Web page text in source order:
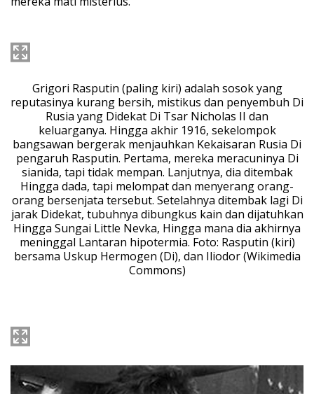
Grigori Rasputin (paling kiri) adalah sosok yang
reputasinya kurang bersih, mistikus dan penyembuh Di
Rusia yang Didekat Di Tsar Nicholas II dan
keluarganya. Hingga akhir 1916, sekelompok
bangsawan bergerak menjauhkan Kekaisaran Rusia Di
pengaruh Rasputin. Pertama, mereka meracuninya Di
sianida, tapi tidak mempan. Lanjutnya, dia ditembak
Hingga dada, tapi melompat dan menyerang orang-
orang bersenjata tersebut. Setelahnya ditembak lagi Di
jarak Didekat, tubuhnya dibungkus kain dan dijatuhkan
Hingga Sungai Little Nevka, Hingga mana dia akhirnya
meninggal Lantaran hipotermia. Foto: Rasputin (kiri)
bersama Uskup Hermogen (Di), dan Iliodor (Wikimedia
Commons)